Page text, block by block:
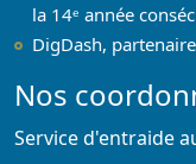
la 14ᵉ année
DigDash,
Nos
Service d'entraide